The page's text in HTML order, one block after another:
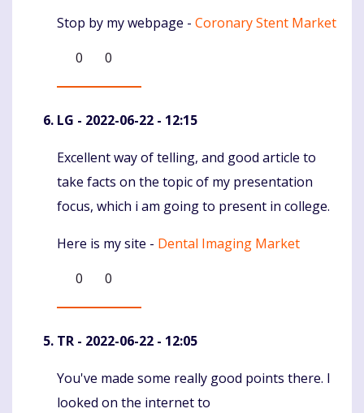
Stop by my webpage - Coronary Stent Market
0
0
LG - 2022-06-22 - 12:15
Komentaras
Excellent way of telling, and good article to
take facts on the topic of my presentation
focus, which i am going to present in college.
Here is my site - Dental Imaging Market
0
0
TR - 2022-06-22 - 12:05
Komentaras
You've made some really good points there. I
looked on the internet to